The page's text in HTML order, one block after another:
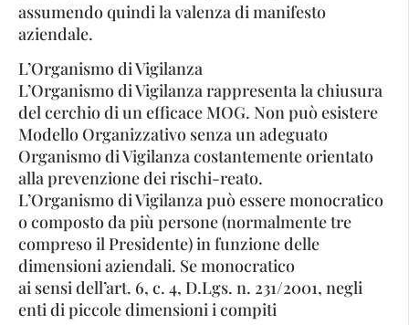
assumendo quindi la valenza di manifesto
aziendale.
L’Organismo di Vigilanza
L’Organismo di Vigilanza rappresenta la chiusura
del cerchio di un efficace MOG. Non può esistere
Modello Organizzativo senza un adeguato
Organismo di Vigilanza costantemente orientato
alla prevenzione dei rischi-reato.
L’Organismo di Vigilanza può essere monocratico
o composto da più persone (normalmente tre
compreso il Presidente) in funzione delle
dimensioni aziendali. Se monocratico
ai sensi dell’art. 6, c. 4, D.Lgs. n. 231/2001, negli
enti di piccole dimensioni i compiti